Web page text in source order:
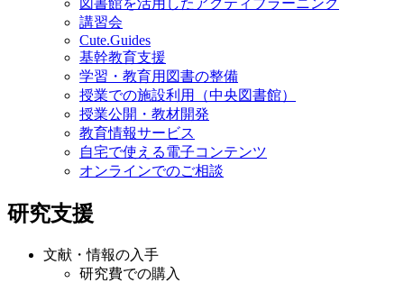
図書館を活用したアクティブラーニング
講習会
Cute.Guides
基幹教育支援
学習・教育用図書の整備
授業での施設利用（中央図書館）
授業公開・教材開発
教育情報サービス
自宅で使える電子コンテンツ
オンラインでのご相談
研究支援
文献・情報の入手
研究費での購入